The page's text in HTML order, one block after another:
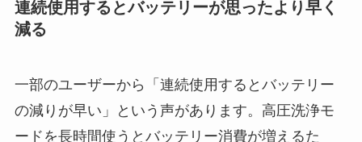
連続使用するとバッテリーが思ったより早く
減る
一部のユーザーから「連続使用するとバッテリー
の減りが早い」という声があります。高圧洗浄モ
ードを長時間使うとバッテリー消費が増えるた